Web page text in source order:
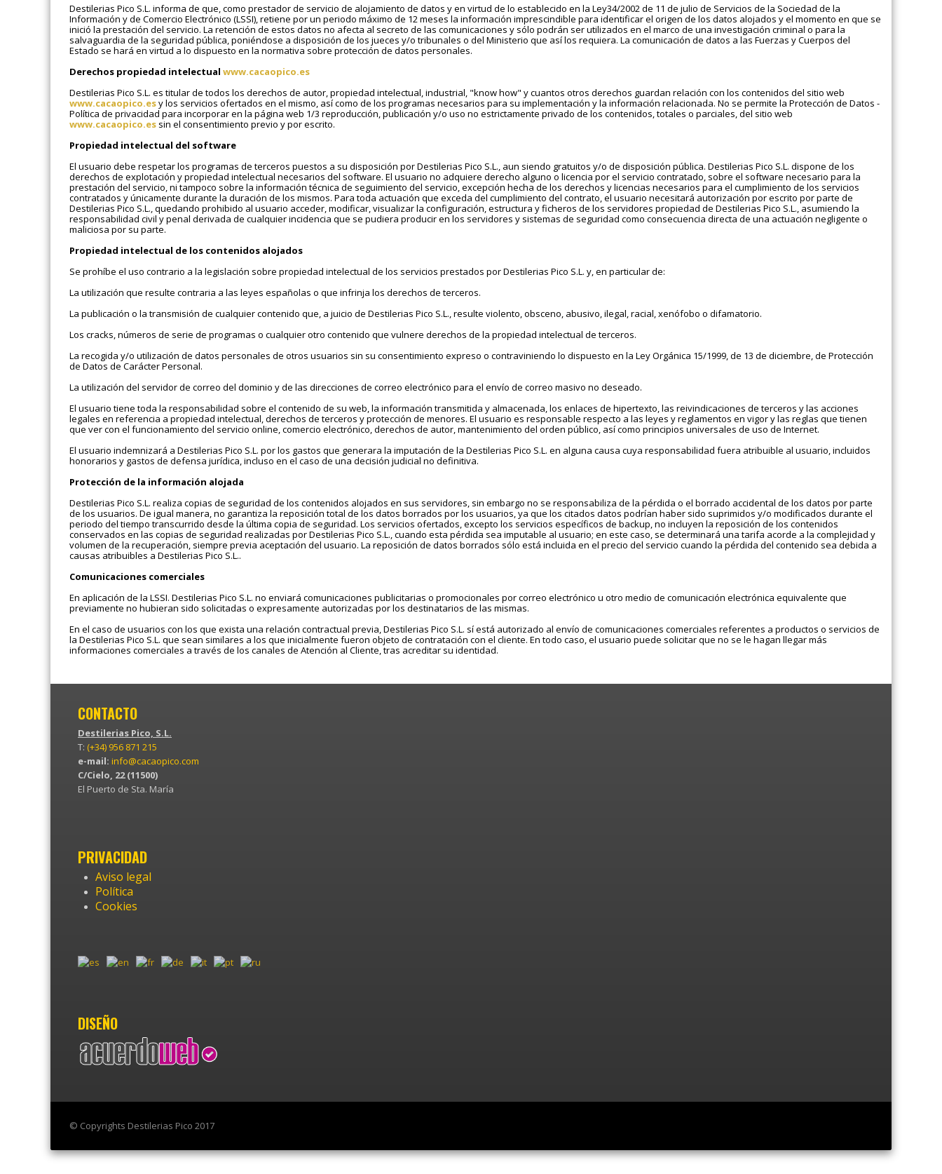
Destilerias Pico S.L. informa de que, como prestador de servicio de alojamiento de datos y en virtud de lo establecido en la Ley34/2002 de 11 de julio de Servicios de la Sociedad de la
Información y de Comercio Electrónico (LSSI), retiene por un periodo máximo de 12 meses la información imprescindible para identificar el origen de los datos alojados y el momento en que se
inició la prestación del servicio. La retención de estos datos no afecta al secreto de las comunicaciones y sólo podrán ser utilizados en el marco de una investigación criminal o para la
salvaguardia de la seguridad pública, poniéndose a disposición de los jueces y/o tribunales o del Ministerio que así los requiera. La comunicación de datos a las Fuerzas y Cuerpos del
Estado se hará en virtud a lo dispuesto en la normativa sobre protección de datos personales.
Derechos propiedad intelectual www.cacaopico.es
Destilerias Pico S.L. es titular de todos los derechos de autor, propiedad intelectual, industrial, "know how" y cuantos otros derechos guardan relación con los contenidos del sitio web
www.cacaopico.esy los servicios ofertados en el mismo, así como de los programas necesarios para su implementación y la información relacionada. No se permite la Protección de Datos -
Política de privacidad para incorporar en la página web 1/3 reproducción, publicación y/o uso no estrictamente privado de los contenidos, totales o parciales, del sitio web
www.cacaopico.es sin el consentimiento previo y por escrito.
Propiedad intelectual del software
El usuario debe respetar los programas de terceros puestos a su disposición por Destilerias Pico S.L., aun siendo gratuitos y/o de disposición pública. Destilerias Pico S.L. dispone de los
derechos de explotación y propiedad intelectual necesarios del software. El usuario no adquiere derecho alguno o licencia por el servicio contratado, sobre el software necesario para la
prestación del servicio, ni tampoco sobre la información técnica de seguimiento del servicio, excepción hecha de los derechos y licencias necesarios para el cumplimiento de los servicios
contratados y únicamente durante la duración de los mismos. Para toda actuación que exceda del cumplimiento del contrato, el usuario necesitará autorización por escrito por parte de
Destilerias Pico S.L., quedando prohibido al usuario acceder, modificar, visualizar la configuración, estructura y ficheros de los servidores propiedad de Destilerias Pico S.L., asumiendo la
responsabilidad civil y penal derivada de cualquier incidencia que se pudiera producir en los servidores y sistemas de seguridad como consecuencia directa de una actuación negligente o
maliciosa por su parte.
Propiedad intelectual de los contenidos alojados
Se prohíbe el uso contrario a la legislación sobre propiedad intelectual de los servicios prestados por Destilerias Pico S.L. y, en particular de:
La utilización que resulte contraria a las leyes españolas o que infrinja los derechos de terceros.
La publicación o la transmisión de cualquier contenido que, a juicio de Destilerias Pico S.L., resulte violento, obsceno, abusivo, ilegal, racial, xenófobo o difamatorio.
Los cracks, números de serie de programas o cualquier otro contenido que vulnere derechos de la propiedad intelectual de terceros.
La recogida y/o utilización de datos personales de otros usuarios sin su consentimiento expreso o contraviniendo lo dispuesto en la Ley Orgánica 15/1999, de 13 de diciembre, de Protección
de Datos de Carácter Personal.
La utilización del servidor de correo del dominio y de las direcciones de correo electrónico para el envío de correo masivo no deseado.
El usuario tiene toda la responsabilidad sobre el contenido de su web, la información transmitida y almacenada, los enlaces de hipertexto, las reivindicaciones de terceros y las acciones
legales en referencia a propiedad intelectual, derechos de terceros y protección de menores. El usuario es responsable respecto a las leyes y reglamentos en vigor y las reglas que tienen
que ver con el funcionamiento del servicio online, comercio electrónico, derechos de autor, mantenimiento del orden público, así como principios universales de uso de Internet.
El usuario indemnizará a Destilerias Pico S.L. por los gastos que generara la imputación de la Destilerias Pico S.L. en alguna causa cuya responsabilidad fuera atribuible al usuario, incluidos
honorarios y gastos de defensa jurídica, incluso en el caso de una decisión judicial no definitiva.
Protección de la información alojada
Destilerias Pico S.L. realiza copias de seguridad de los contenidos alojados en sus servidores, sin embargo no se responsabiliza de la pérdida o el borrado accidental de los datos por parte
de los usuarios. De igual manera, no garantiza la reposición total de los datos borrados por los usuarios, ya que los citados datos podrían haber sido suprimidos y/o modificados durante el
periodo del tiempo transcurrido desde la última copia de seguridad. Los servicios ofertados, excepto los servicios específicos de backup, no incluyen la reposición de los contenidos
conservados en las copias de seguridad realizadas por Destilerias Pico S.L., cuando esta pérdida sea imputable al usuario; en este caso, se determinará una tarifa acorde a la complejidad y
volumen de la recuperación, siempre previa aceptación del usuario. La reposición de datos borrados sólo está incluida en el precio del servicio cuando la pérdida del contenido sea debida a
causas atribuibles a Destilerias Pico S.L..
Comunicaciones comerciales
En aplicación de la LSSI. Destilerias Pico S.L. no enviará comunicaciones publicitarias o promocionales por correo electrónico u otro medio de comunicación electrónica equivalente que
previamente no hubieran sido solicitadas o expresamente autorizadas por los destinatarios de las mismas.
En el caso de usuarios con los que exista una relación contractual previa, Destilerias Pico S.L. sí está autorizado al envío de comunicaciones comerciales referentes a productos o servicios de
la Destilerias Pico S.L. que sean similares a los que inicialmente fueron objeto de contratación con el cliente. En todo caso, el usuario puede solicitar que no se le hagan llegar más
informaciones comerciales a través de los canales de Atención al Cliente, tras acreditar su identidad.
CONTACTO
Destilerias Pico, S.L.
T: (+34) 956 871 215
e-mail: info@cacaopico.com
C/Cielo, 22 (11500)
El Puerto de Sta. María
PRIVACIDAD
Aviso legal
Política
Cookies
DISEÑO
© Copyrights Destilerias Pico 2017